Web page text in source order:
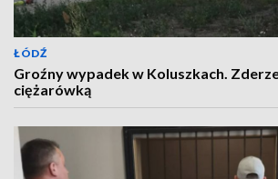
ŁÓDŹ
Groźny wypadek w Koluszkach.
ciężarówką